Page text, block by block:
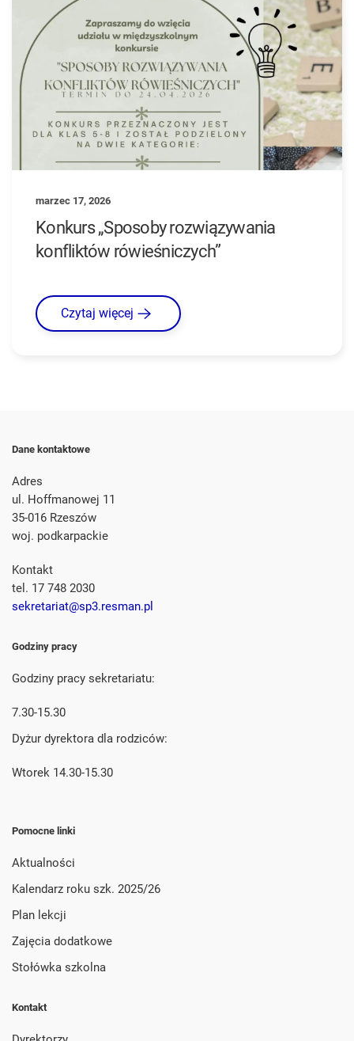
marzec 17, 2026
Konkurs „Sposoby rozwiązywania
konfliktów rówieśniczych”
Czytaj więcej
Dane kontaktowe
Adres
ul. Hoffmanowej 11
35-016 Rzeszów
woj. podkarpackie
Kontakt
tel. 17 748 2030
sekretariat@sp3.resman.pl
Godziny pracy
Godziny pracy sekretariatu:
7.30-15.30
Dyżur dyrektora dla rodziców:
Wtorek 14.30-15.30
Pomocne linki
Aktualności
Kalendarz roku szk. 2025/26
Plan lekcji
Zajęcia dodatkowe
Stołówka szkolna
Kontakt